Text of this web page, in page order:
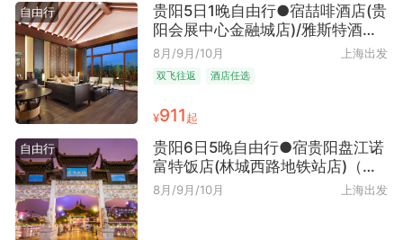
自由行
贵阳5日1晚自由行●宿喆啡酒店(贵
阳会展中心金融城店)/雅斯特酒店
(贵阳喷水池紫林庵地铁站店)可选
多晚（山水林城+避暑之都+近喷水
池地铁站 近观山湖会展城/金融城
+早去晚回）
8月/9月/10月 上海出发
双飞往返 酒店任选
¥911起
自由行
贵阳6日5晚自由行●宿贵阳盘江诺
富特饭店(林城西路地铁站店)（爽
爽贵阳+避暑胜地+近观山湖公园
8月/9月/10月 上海出发